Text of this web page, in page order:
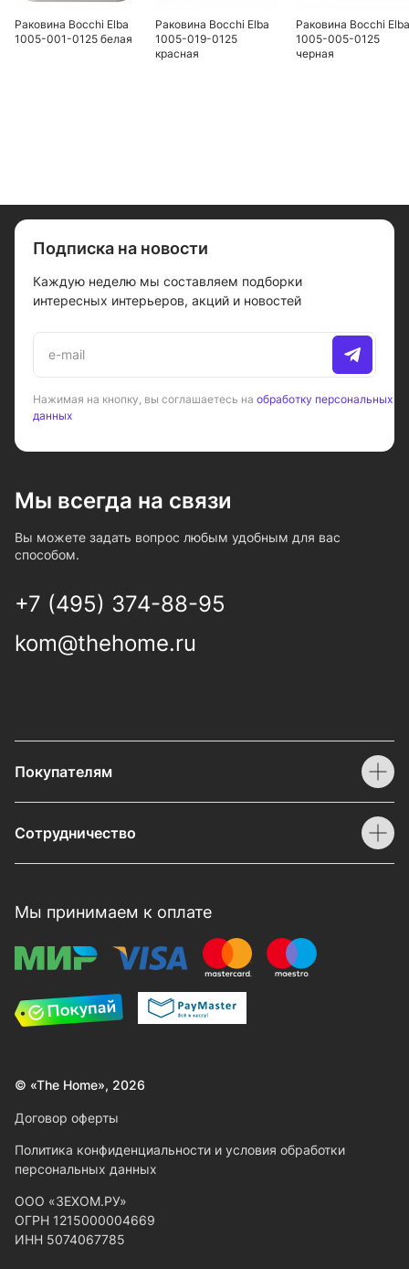
Раковина Bocchi Elba
1005-001-0125 белая
Раковина Bocchi Elba
1005-019-0125
красная
Раковина Bocchi Elba
1005-005-0125
черная
Подписка на новости
Каждую неделю мы составляем подборки
интересных интерьеров, акций и новостей
Нажимая на кнопку, вы соглашаетесь на обработку персональных
данных
Мы всегда на связи
Вы можете задать вопрос любым удобным для вас
способом.
+7 (495) 374-88-95
kom@thehome.ru
Покупателям
Сотрудничество
Мы принимаем к оплате
© «The Home», 2026
Договор оферты
Политика конфиденциальности и условия обработки
персональных данных
ООО «ЗЕХОМ.РУ»
ОГРН 1215000004669
ИНН 5074067785